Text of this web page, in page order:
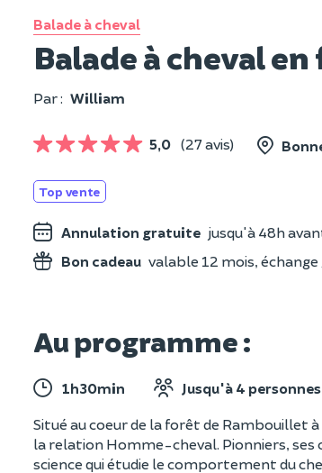
Balade à cheval
Balade à cheval
Par : William
5,0 (27 avis)
Top vente
Annulation gratuite jusqu'à 48h
Bon cadeau valable 12 mois,
Au programme :
1h30min Jusqu'à 4 personnes
Situé au coeur de la forêt de Rambouillet
la relation Homme-cheval. Pionniers, ses
science qui étudie le comportement du